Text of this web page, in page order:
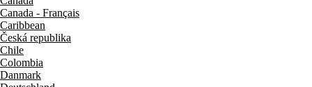
Canada - Français
Caribbean
Česká republika
Chile
Colombia
Danmark